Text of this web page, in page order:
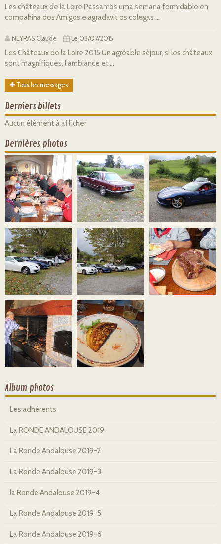
Les châteaux de la Loire Passamos uma semana formidable en
compahiha dos Amigos e agradavit os colegas ...
NEYRAS Claude Le 03/07/2015
Les Châteaux de la Loire 2015 Un agréable séjour, si les châteaux
sont magnifiques, l'ambiance et ...
Tous les messages
Derniers billets
Aucun élément à afficher
Dernières photos
Album photos
Les adhérents
La RONDE ANDALOUSE 2019
La Ronde Andalouse 2019-2
La Ronde Andalouse 2019-3
la Ronde Andalouse 2019-4
La Ronde Andalouse 2019-5
La Ronde Andalouse 2019-6